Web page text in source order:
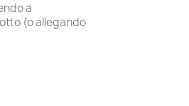
a
(o allegando